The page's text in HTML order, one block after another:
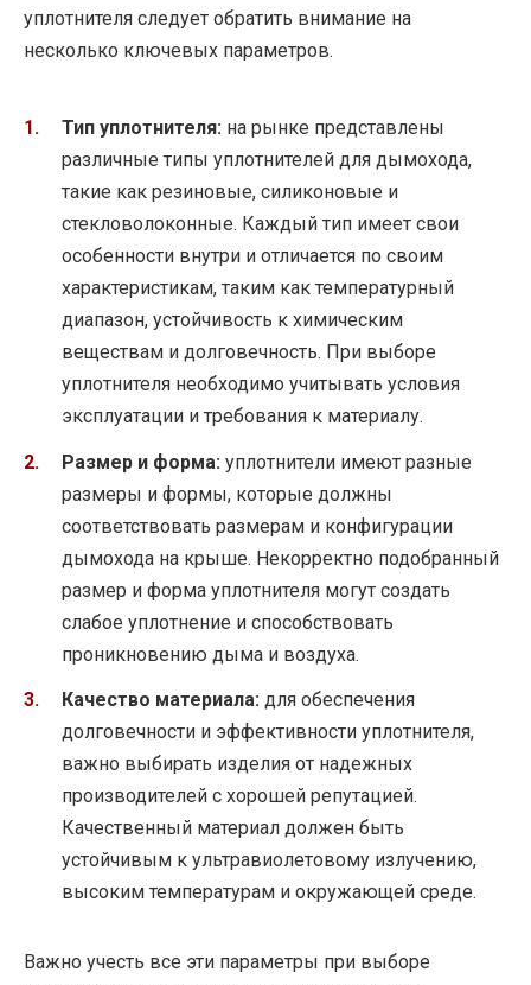
уплотнителя следует обратить внимание на
несколько ключевых параметров.
Тип уплотнителя: на рынке представлены
различные типы уплотнителей для дымохода,
такие как резиновые, силиконовые и
стекловолоконные. Каждый тип имеет свои
особенности внутри и отличается по своим
характеристикам, таким как температурный
диапазон, устойчивость к химическим
веществам и долговечность. При выборе
уплотнителя необходимо учитывать условия
эксплуатации и требования к материалу.
Размер и форма: уплотнители имеют разные
размеры и формы, которые должны
соответствовать размерам и конфигурации
дымохода на крыше. Некорректно подобранный
размер и форма уплотнителя могут создать
слабое уплотнение и способствовать
проникновению дыма и воздуха.
Качество материала: для обеспечения
долговечности и эффективности уплотнителя,
важно выбирать изделия от надежных
производителей с хорошей репутацией.
Качественный материал должен быть
устойчивым к ультравиолетовому излучению,
высоким температурам и окружающей среде.
Важно учесть все эти параметры при выборе